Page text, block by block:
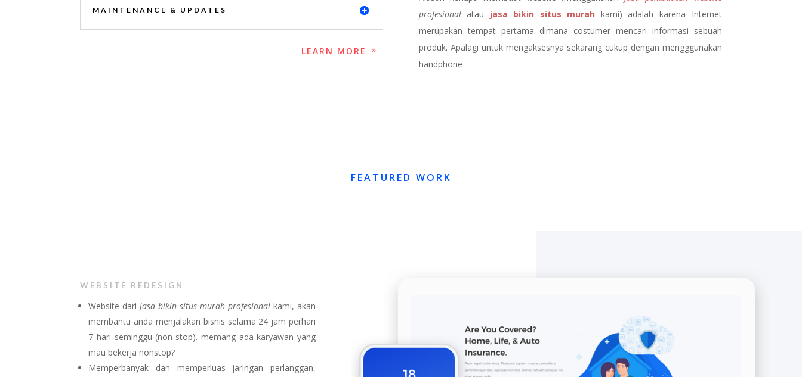
MAINTENANCE & UPDATES
LEARN MORE
profesionalatau jasa bikin situs murah kami) adalah karena Internet
merupakan tempat pertama dimana costumer mencari informasi sebuah
produk. Apalagi untuk mengaksesnya sekarang cukup dengan mengggunakan
handphone
FEATURED WORK
WEBSITE REDESIGN
Website darijasa bikin situs murah profesional kami, akan
membantu anda menjalakan bisnis selama 24 jam perhari
7 hari seminggu (non-stop). memang ada karyawan yang
mau bekerja nonstop?
Memperbanyak dan memperluas jaringan perlanggan,